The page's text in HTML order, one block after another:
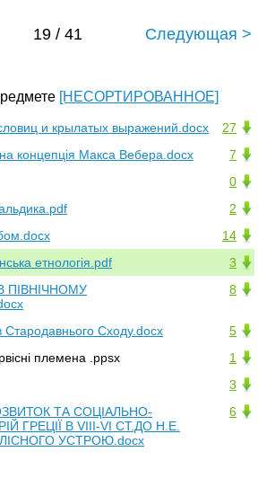
19 / 41 Следующая >
[НЕСОРТИРОВАННОЕ]
27
и крылатых выражений.docx
7
концепція Макса Вебера.docx
0
2
14
3
етнологія.pdf
8
ПІВНІЧНОМУ
5
Стародавнього Сходу.docx
1
племена .ppsx
3
6
ТА СОЦІАЛЬНО-
ГРЕЦІЇ В VIII-VI СТ.ДО Н.Е.
УСТРОЮ.docx